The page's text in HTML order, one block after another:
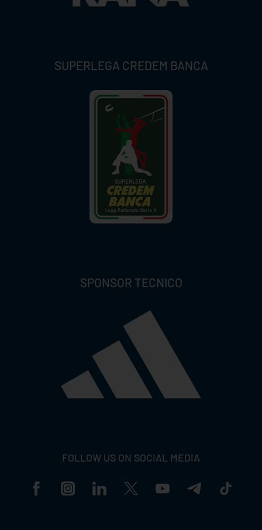
SUPERLEGA CREDEM BANCA
SPONSOR TECNICO
FOLLOW US ON SOCIAL MEDIA